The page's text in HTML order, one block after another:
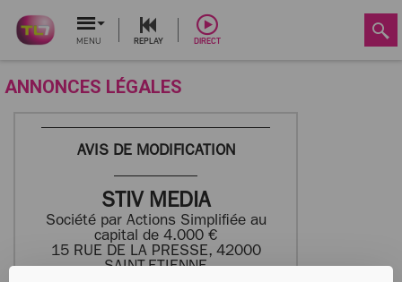
MENU REPLAY DIRECT
ANNONCES LÉGALES
AVIS DE MODIFICATION
STIV MEDIA
Société par Actions Simplifiée au
capital de 4.000 €
15 RUE DE LA PRESSE, 42000
SAINT-ETIENNE